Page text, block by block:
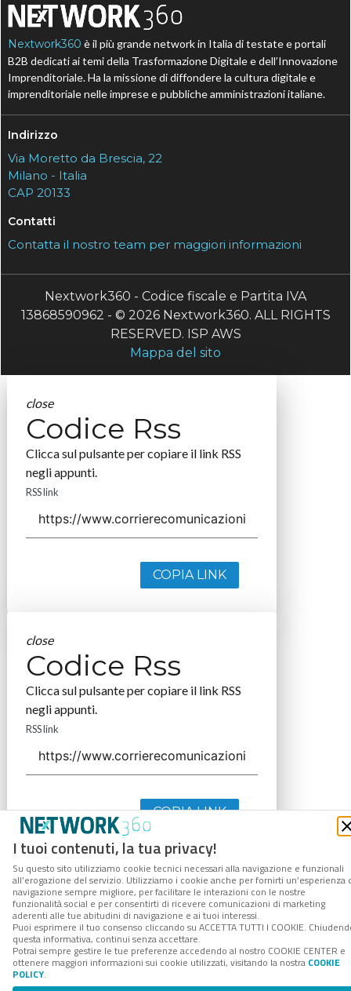
I tuoi contenuti, la tua privacy!
Su questo sito utilizziamo cookie tecnici necessari alla navigazione e funzionali
all’erogazione del servizio. Utilizziamo i cookie anche per fornirti un’esperienza
navigazione sempre migliore, per facilitare le interazioni con le nostre
funzionalità social e per consentirti di ricevere comunicazioni di marketing
aderenti alle tue abitudini di navigazione e ai tuoi interessi.
Puoi esprimere il tuo consenso cliccando su ACCETTA TUTTI I COOKIE.
questa informativa, continui senza accettare.
Potrai sempre gestire le tue preferenze accedendo al nostro COOKIE CENTER e
ottenere maggiori informazioni sui cookie utilizzati, visitando la nostra COOKIE
POLICY.
Nextwork360 è il più grande network in Italia di testate e portali
B2B dedicati ai temi della Trasformazione Digitale e dell’Innovazione
Imprenditoriale. Ha la missione di diffondere la cultura digitale e
imprenditoriale nelle imprese e pubbliche amministrazioni italiane.
Indirizzo
Via Moretto da Brescia, 22
Milano - Italia
CAP 20133
Contatti
Contatta il nostro team per maggiori informazioni
Nextwork360 - Codice fiscale e Partita IVA
13868590962 - © 2026 Nextwork360. ALL RIGHTS
RESERVED. ISP AWS
Mappa del sito
close
Codice Rss
Clicca sul pulsante per copiare il link RSS
negli appunti.
RSS link
COPIA LINK
close
Codice Rss
Clicca sul pulsante per copiare il link RSS
negli appunti.
RSS link
COPIA LINK